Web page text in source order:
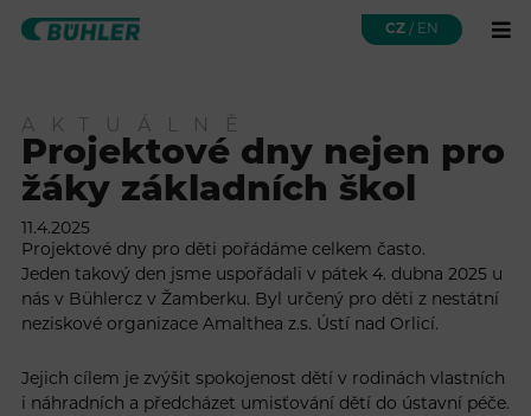
CZ / EN
AKTUÁLNĚ
Projektové dny nejen pro
žáky základních škol
11.4.2025
Projektové dny pro děti pořádáme celkem často.
Jeden takový den jsme uspořádali v pátek 4. dubna 2025 u
nás v Bühlercz v Žamberku. Byl určený pro děti z nestátní
neziskové organizace Amalthea z.s. Ústí nad Orlicí.
Jejich cílem je zvýšit spokojenost dětí v rodinách vlastních
i náhradních a předcházet umisťování dětí do ústavní péče.